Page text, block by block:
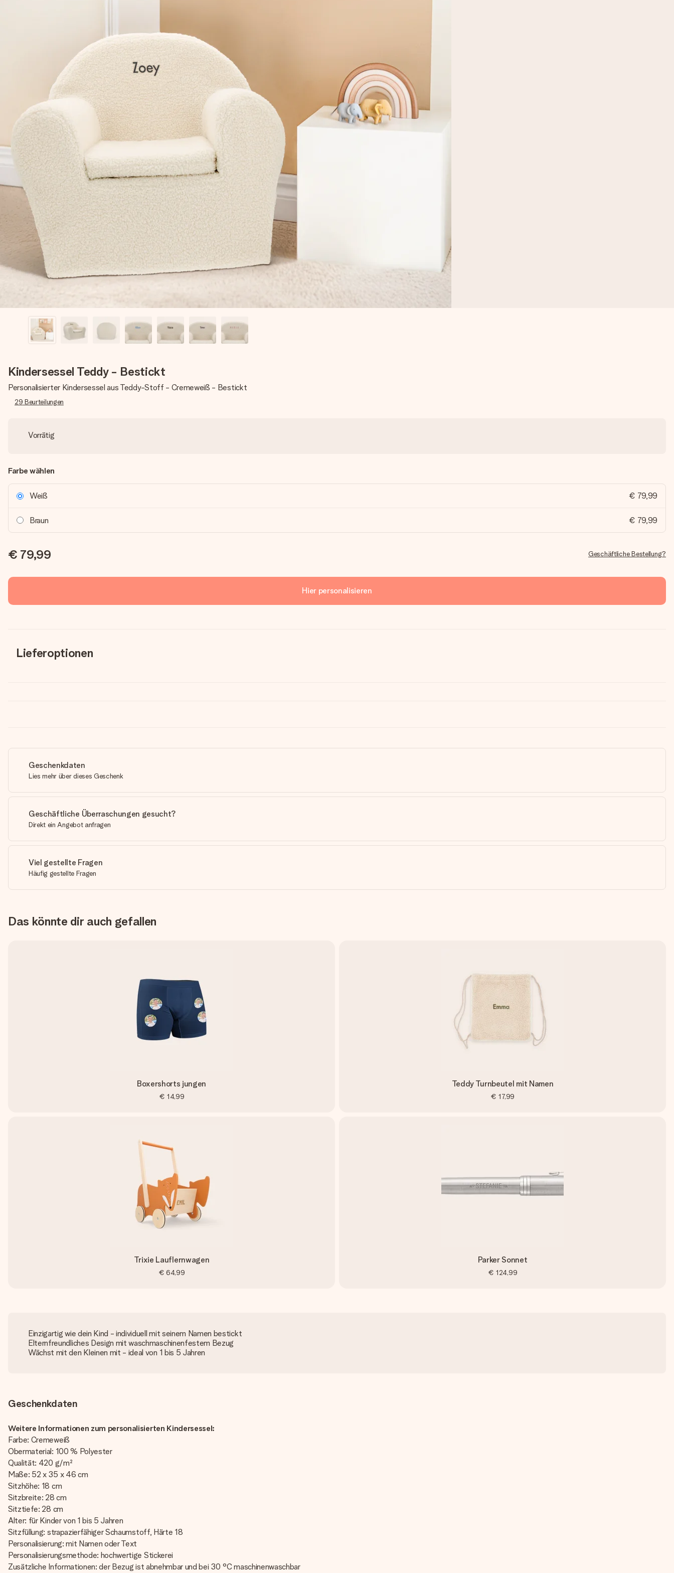
Kindersessel Teddy - Bestickt
Personalisierter Kindersessel aus Teddy-Stoff - Cremeweiß - Bestickt
29 Beurteilungen
Vorrätig
Farbe wählen
Weiß € 79,99
Braun € 79,99
€ 79,99 Geschäftliche Bestellung?
Hier personalisieren
Lieferoptionen
Geschenkdaten
Lies mehr über dieses Geschenk
Geschäftliche Überraschungen gesucht?
Direkt ein Angebot anfragen
Viel gestellte Fragen
Häufig gestellte Fragen
Das könnte dir auch gefallen
Boxershorts jungen
€ 14,99
Teddy Turnbeutel mit Namen
€ 17,99
Trixie Lauflernwagen
€ 64,99
Parker Sonnet
€ 124,99
Einzigartig wie dein Kind - individuell mit seinem Namen bestickt
Elternfreundliches Design mit waschmaschinenfestem Bezug
Wächst mit den Kleinen mit - ideal von 1 bis 5 Jahren
Geschenkdaten
Weitere Informationen zum personalisierten Kindersessel:
Farbe: Cremeweiß
Obermaterial: 100 % Polyester
Qualität: 420 g/m²
Maße: 52 x 35 x 46 cm
Sitzhöhe: 18 cm
Sitzbreite: 28 cm
Sitztiefe: 28 cm
Alter: für Kinder von 1 bis 5 Jahren
Sitzfüllung: strapazierfähiger Schaumstoff, Härte 18
Personalisierung: mit Namen oder Text
Personalisierungsmethode: hochwertige Stickerei
Zusätzliche Informationen: der Bezug ist abnehmbar und bei 30 °C maschinenwaschbar